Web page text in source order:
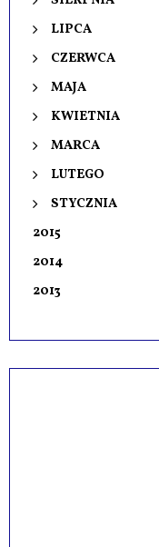
LIPCA
CZERWCA
MAJA
KWIETNIA
MARCA
LUTEGO
STYCZNIA
2015
2014
2013